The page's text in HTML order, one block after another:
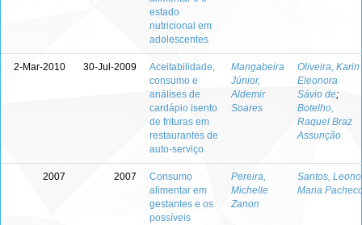
estado
nutricional em
adolescentes
2-Mar-2010 30-Jul-2009
Aceitabilidade,
consumo e
análises de
cardápio isento
de frituras em
restaurantes de
auto-serviço
Mangabeira
Júnior,
Aldemir
Soares
Oliveira, Karin
Eleonora
Sávio de;
Botelho,
Raquel Braz
Assunção
2007 2007
Consumo
alimentar em
gestantes e os
possíveis
Pereira,
Michelle
Zanon
Santos,
Maria